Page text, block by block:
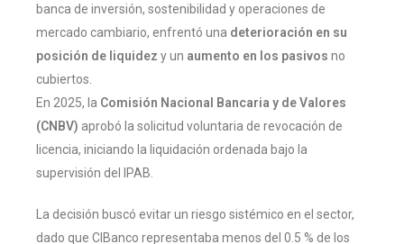
banca de inversión, sostenibilidad y operaciones de
mercado cambiario, enfrentó una deterioración en su
posición de liquidez y un aumento en los pasivos no
cubiertos.
En 2025, la Comisión Nacional Bancaria y de Valores
(CNBV) aprobó la solicitud voluntaria de revocación de
licencia, iniciando la liquidación ordenada bajo la
supervisión del IPAB.
La decisión buscó evitar un riesgo sistémico en el sector,
dado que CIBanco representaba menos del 0.5 % de los